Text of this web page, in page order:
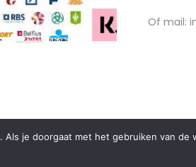
Of mail:
je doorgaat met het gebruiken van de